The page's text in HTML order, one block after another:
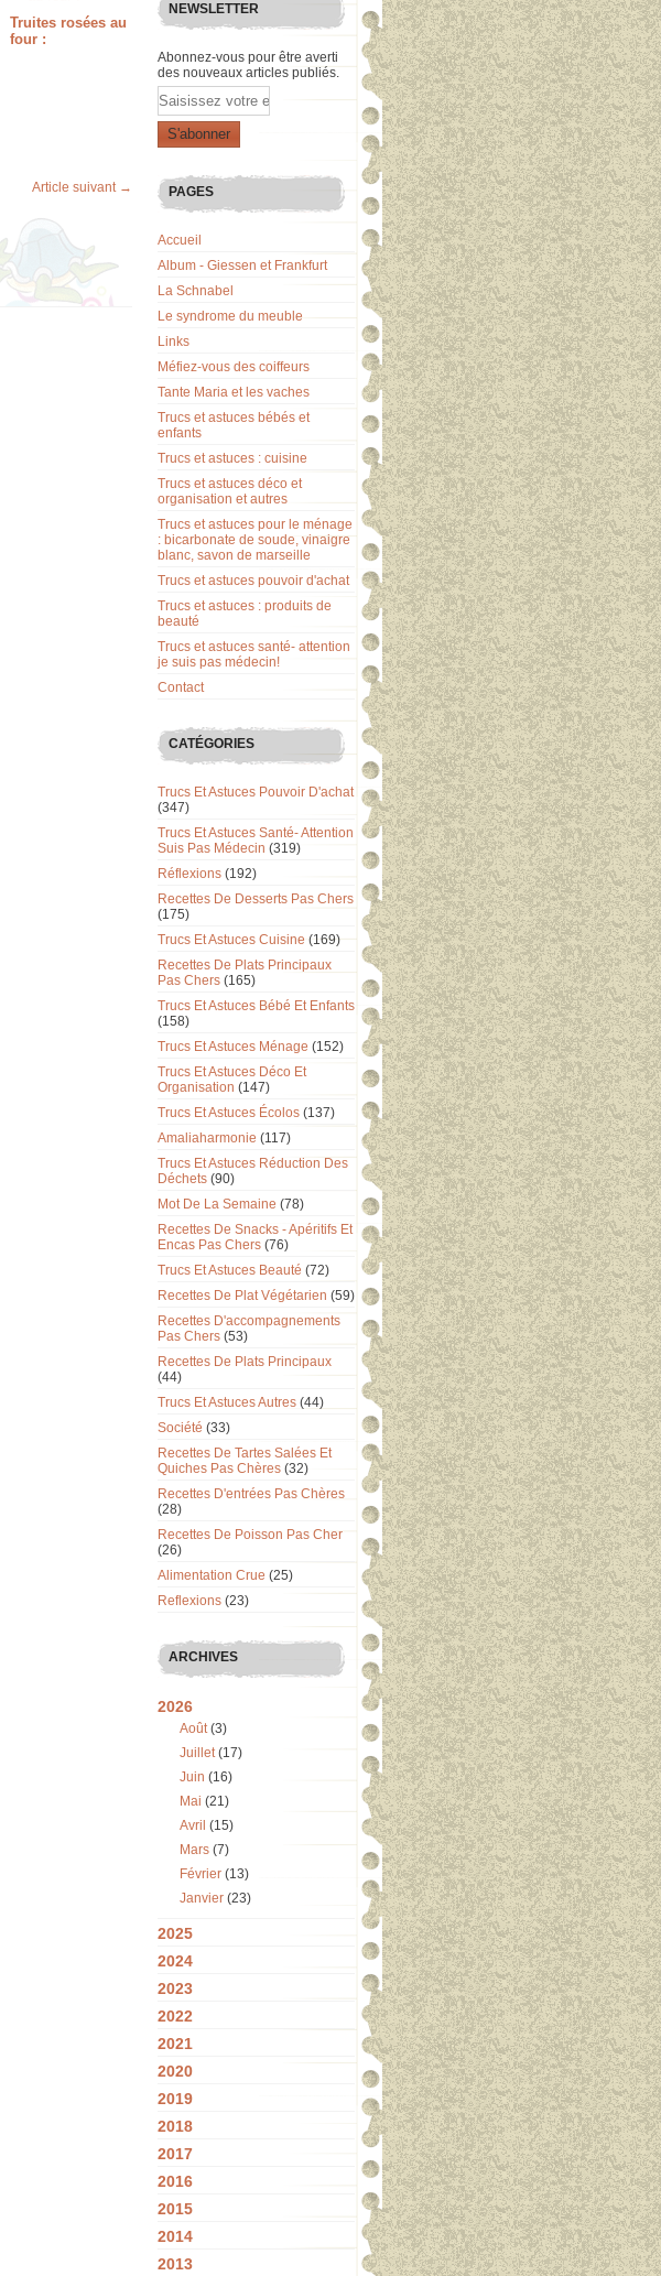
Truites rosées au
four :
Article suivant →
NEWSLETTER
Abonnez-vous pour être averti
des nouveaux articles publiés.
Email
PAGES
Accueil
Album - Giessen et Frankfurt
La Schnabel
Le syndrome du meuble
Links
Méfiez-vous des coiffeurs
Tante Maria et les vaches
Trucs et astuces bébés et
enfants
Trucs et astuces : cuisine
Trucs et astuces déco et
organisation et autres
Trucs et astuces pour le ménage
: bicarbonate de soude, vinaigre
blanc, savon de marseille
Trucs et astuces pouvoir d'achat
Trucs et astuces : produits de
beauté
Trucs et astuces santé- attention
je suis pas médecin!
Contact
CATÉGORIES
Trucs Et Astuces Pouvoir D'achat
(347)
Trucs Et Astuces Santé- Attention
Suis Pas Médecin (319)
Réflexions (192)
Recettes De Desserts Pas Chers
(175)
Trucs Et Astuces Cuisine (169)
Recettes De Plats Principaux
Pas Chers (165)
Trucs Et Astuces Bébé Et Enfants
(158)
Trucs Et Astuces Ménage (152)
Trucs Et Astuces Déco Et
Organisation (147)
Trucs Et Astuces Écolos (137)
Amaliaharmonie (117)
Trucs Et Astuces Réduction Des
Déchets (90)
Mot De La Semaine (78)
Recettes De Snacks - Apéritifs Et
Encas Pas Chers (76)
Trucs Et Astuces Beauté (72)
Recettes De Plat Végétarien (59)
Recettes D'accompagnements
Pas Chers (53)
Recettes De Plats Principaux
(44)
Trucs Et Astuces Autres (44)
Société (33)
Recettes De Tartes Salées Et
Quiches Pas Chères (32)
Recettes D'entrées Pas Chères
(28)
Recettes De Poisson Pas Cher
(26)
Alimentation Crue (25)
Reflexions (23)
ARCHIVES
2026
Août(3)
Juillet(17)
Juin (16)
Mai (21)
Avril (15)
Mars (7)
Février (13)
Janvier (23)
2025
2024
2023
2022
2021
2020
2019
2018
2017
2016
2015
2014
2013